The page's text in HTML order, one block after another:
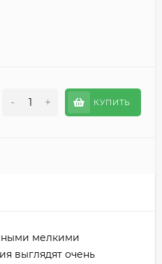
- + КУПИТЬ
мелкими
выглядят очень